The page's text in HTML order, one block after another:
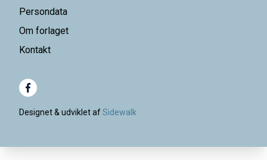
Persondata
Om forlaget
Kontakt
Designet & udviklet afSidewalk